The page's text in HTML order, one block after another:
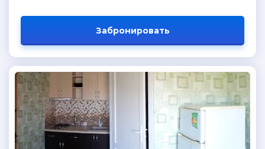
Забронировать